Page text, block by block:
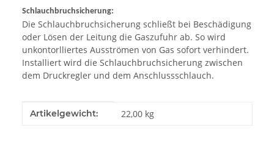
Schlauchbruchsicherung:
Die Schlauchbruchsicherung schließt bei Beschädigung
oder Lösen der Leitung die Gaszufuhr ab. So wird
unkontorlliertes Ausströmen von Gas sofort verhindert.
Installiert wird die Schlauchbruchsicherung zwischen
dem Druckregler und dem Anschlussschlauch.
Produkteigenschaft
Wert
Artikelgewicht: 22,00 kg